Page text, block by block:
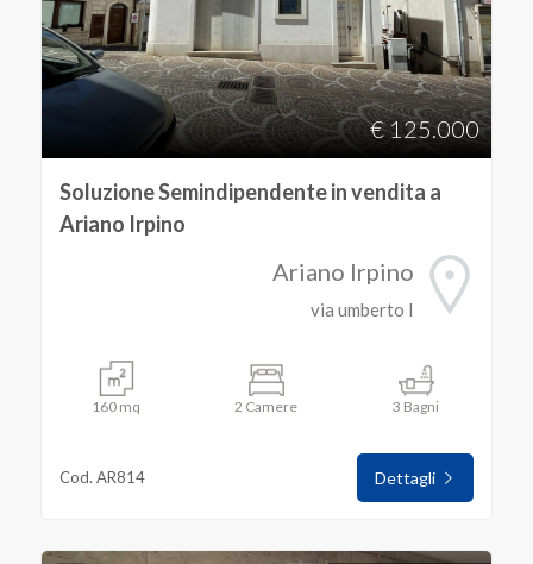
€ 125.000
Soluzione Semindipendente in vendita a
Ariano Irpino
Ariano Irpino
via umberto I
160 mq 2 Camere 3 Bagni
Cod. AR814 Dettagli